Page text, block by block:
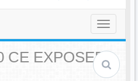
Toggle
CE EXPOSED